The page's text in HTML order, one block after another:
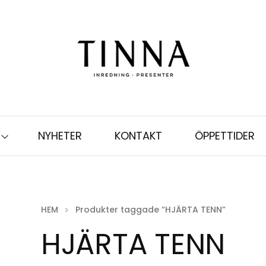
NYHETER KONTAKT ÖPPETTIDER
HEM Produkter taggade “HJÄRTA TENN”
HJÄRTA TENN